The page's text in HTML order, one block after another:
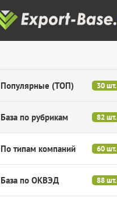
Популярные (ТОП) 30 шт.
База по рубрикам 82 шт.
По типам компаний 60 шт.
База по ОКВЭД 88 шт.